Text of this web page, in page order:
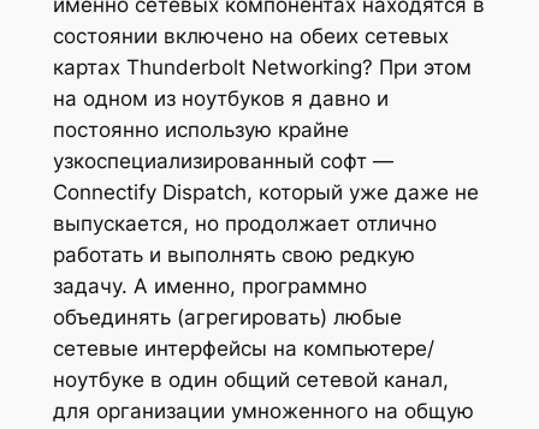
именно сетевых компонентах находятся в
состоянии включено на обеих сетевых
картах Thunderbolt Networking? При этом
на одном из ноутбуков я давно и
постоянно использую крайне
узкоспециализированный софт —
Connectify Dispatch, который уже даже не
выпускается, но продолжает отлично
работать и выполнять свою редкую
задачу. А именно, программно
объединять (агрегировать) любые
сетевые интерфейсы на компьютере/
ноутбуке в один общий сетевой канал,
для организации умноженного на общую